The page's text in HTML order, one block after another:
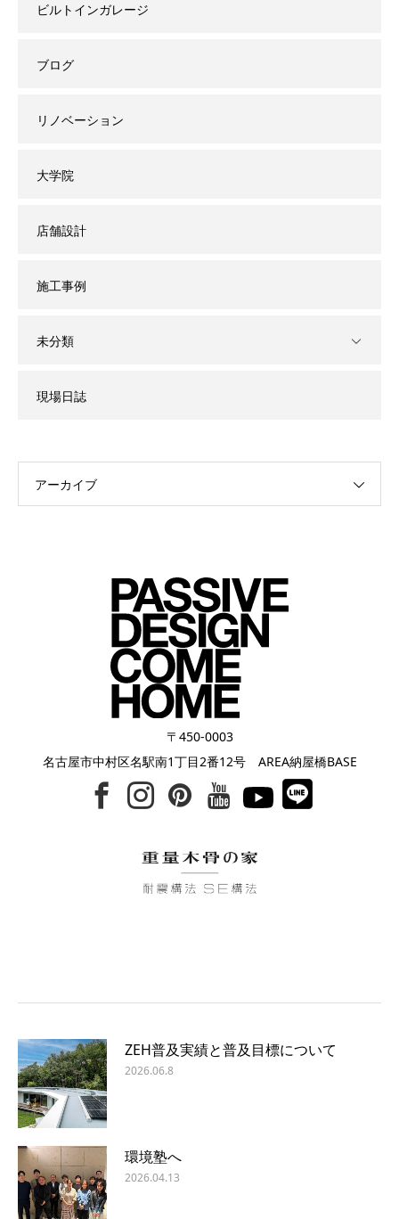
ビルトインガレージ
ブログ
リノベーション
大学院
店舗設計
施工事例
未分類
現場日誌
アーカイブ
〒450-0003
名古屋市中村区名駅南1丁目2番12号 AREA納屋橋BASE
ZEH普及実績と普及目標について
2026.06.8
環境塾へ
2026.04.13